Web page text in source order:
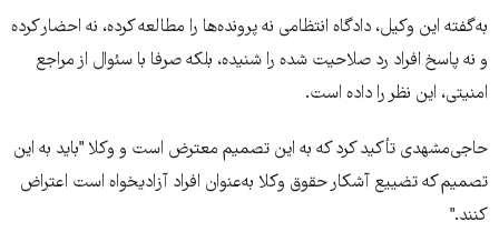
به‌گفته اين وکيل، دادگاه انتظامی نه پرونده‌ها را مطالعه کرده، نه احضار کرده
و نه پاسخ افراد رد صلاحيت شده را شنيده، بلکه صرفا با سئوال از مراجع
امنيتی، اين نظر را داده است.
حاجی‌مشهدی تأکيد کرد که به اين تصميم معترض است و وکلا "بايد به اين
تصميم که تضييع آشکار حقوق وکلا به‌عنوان افراد آزادیخواه است اعتراض
کنند."